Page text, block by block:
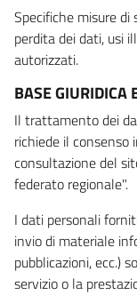
Specifiche misure
perdita dei dati, usi
autorizzati.
BASE GIURIDICA
Il trattamento dei
richiede il consenso
consultazione del
federato regionale".
I dati personali
invio di materiale
pubblicazioni, ecc.)
servizio o la